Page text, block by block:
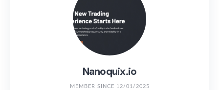
Nanoquix.io
MEMBER SINCE 12/01/2025